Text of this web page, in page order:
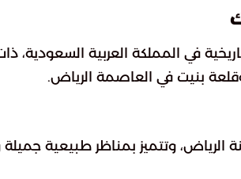
في المملكة العربية
وقلعة بنيت في العاصمة الرياض.
وتتميز بمناظر طبيعية جميلة